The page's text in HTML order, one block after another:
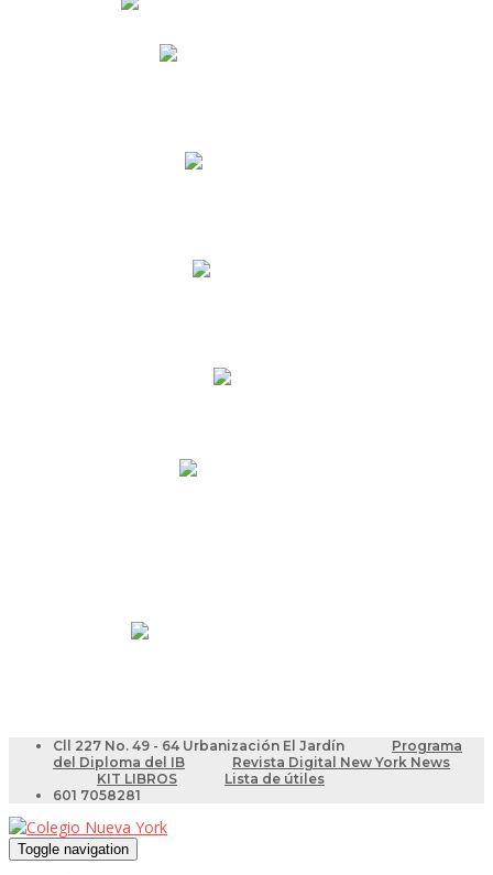
Cll 227 No. 49 - 64 Urbanización El Jardín
Programa
del Diploma del IB
Revista Digital New York News
KIT LIBROS
Lista de útiles
601 7058281
Toggle navigation